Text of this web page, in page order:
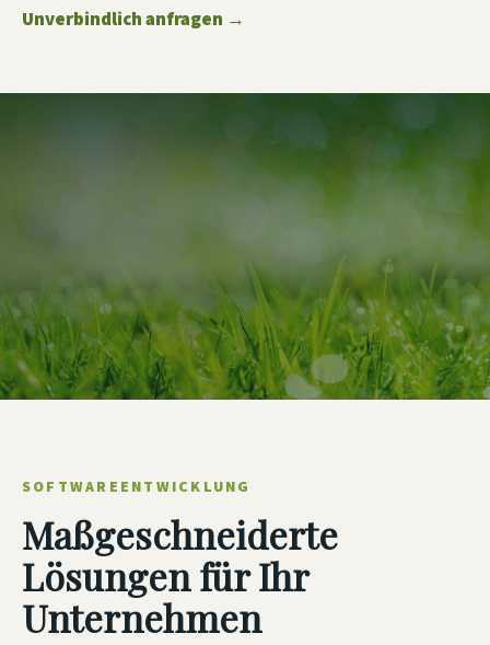
Unverbindlich anfragen →
SOFTWAREENTWICKLUNG
Maßgeschneiderte
Lösungen für Ihr
Unternehmen